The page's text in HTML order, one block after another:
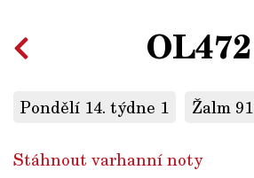
OL472
Pondělí 14. týdne 1 Žalm 91
Stáhnout varhanní noty